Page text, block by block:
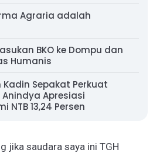
Agraria adalah
BKO ke Dompu dan
Humanis
Sepakat Perkuat
Apresiasi
NTB 13,24 Persen
jika saudara saya ini TGH